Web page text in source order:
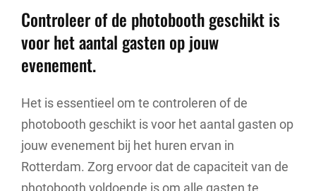
Controleer of de photobooth geschikt is
voor het aantal gasten op jouw
evenement.
Het is essentieel om te controleren of de
photobooth geschikt is voor het aantal gasten op
jouw evenement bij het huren ervan in
Rotterdam. Zorg ervoor dat de capaciteit van de
photobooth voldoende is om alle gasten te